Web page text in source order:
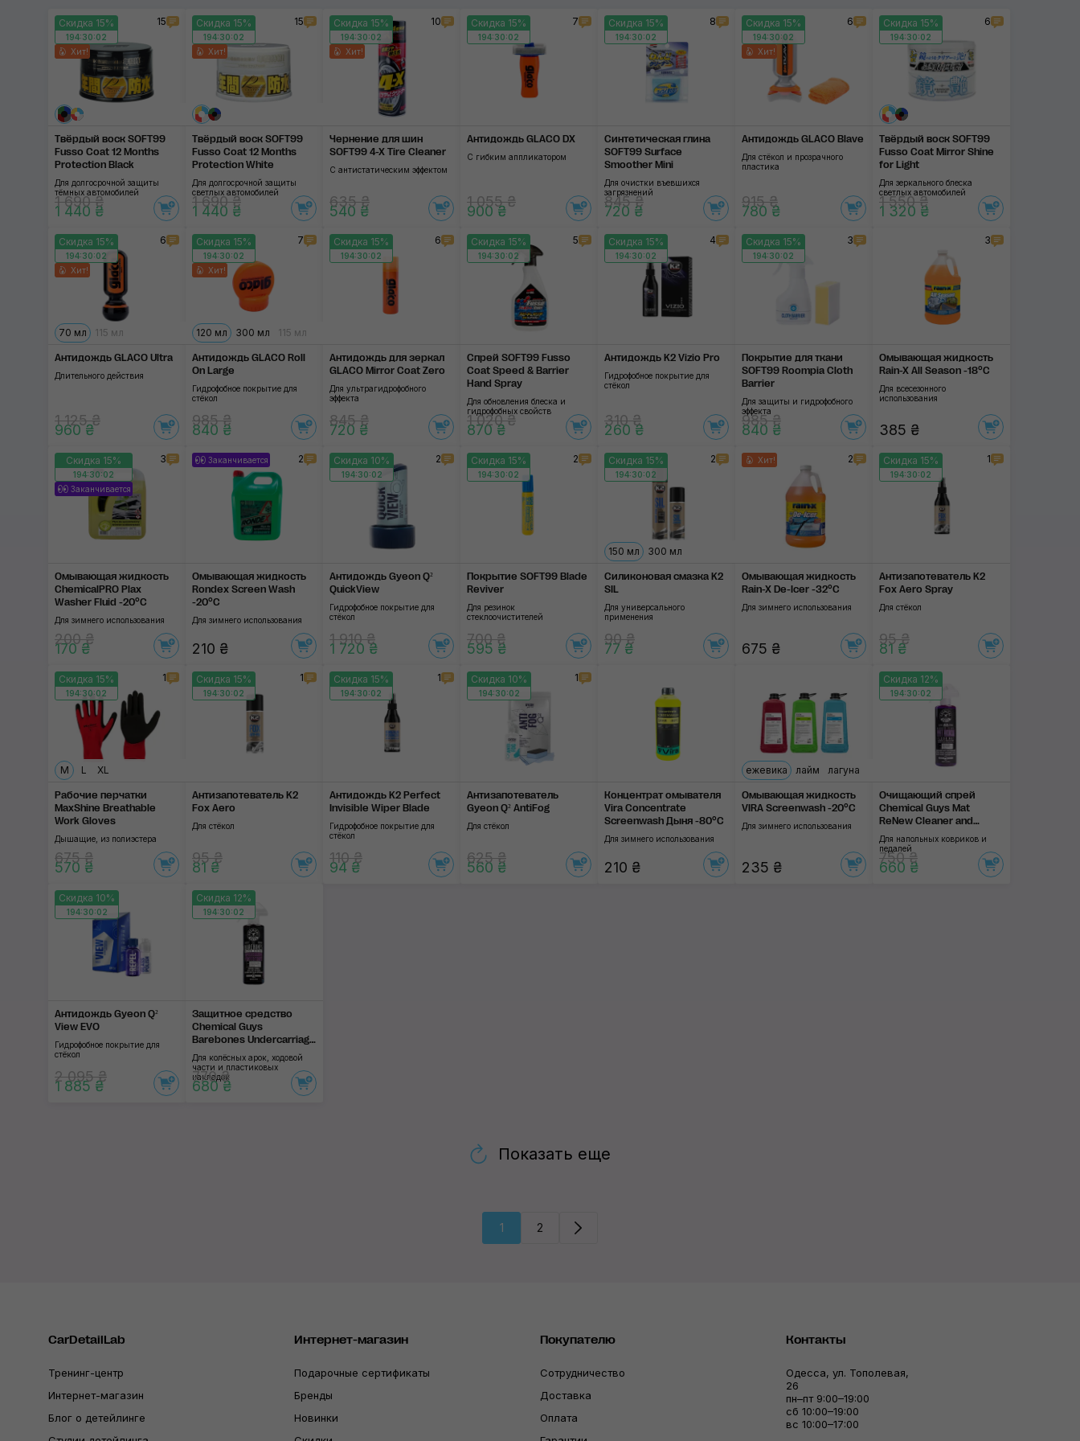
Скидка 15%
194:30:01
Хит!
15
Твёрдый воск SOFT99
Fusso Coat 12 Months
Protection Black
Для долгосрочной защиты
тёмных автомобилей
1 690 ₴
1 440 ₴
Скидка 15%
194:30:01
Хит!
15
Твёрдый воск SOFT99
Fusso Coat 12 Months
Protection White
Для долгосрочной защиты
светлых автомобилей
1 690 ₴
1 440 ₴
Скидка 15%
194:30:01
Хит!
10
Чернение для шин
SOFT99 4-X Tire Cleaner
С антистатическим эффектом
635 ₴
540 ₴
Скидка 15%
194:30:01
7
Антидождь GLACO DX
C гибким аппликатором
1 055 ₴
900 ₴
Скидка 15%
194:30:01
8
Синтетическая глина
SOFT99 Surface
Smoother Mini
Для очистки въевшихся
загрязнений
845 ₴
720 ₴
Скидка 15%
194:30:01
Хит!
6
Антидождь GLACO Blave
Для стёкол и прозрачного
пластика
915 ₴
780 ₴
Скидка 15%
194:30:01
6
Твёрдый воск SOFT99
Fusso Coat Mirror Shine
for Light
Для зеркального блеска
светлых автомобилей
1 550 ₴
1 320 ₴
Скидка 15%
194:30:01
Хит!
6
70 мл 115 мл
Антидождь GLACO Ultra
Длительного действия
1 125 ₴
960 ₴
Скидка 15%
194:30:01
Хит!
7
120 мл 300 мл 115 мл
Антидождь GLACO Roll
On Large
Гидрофобное покрытие для
стёкол
985 ₴
840 ₴
Скидка 15%
194:30:01
6
Антидождь для зеркал
GLACO Mirror Coat Zero
Для ультрагидрофобного
эффекта
845 ₴
720 ₴
Скидка 15%
194:30:01
5
Спрей SOFT99 Fusso
Coat Speed & Barrier
Hand Spray
Для обновления блеска и
гидрофобных свойств
1 020 ₴
870 ₴
Скидка 15%
194:30:01
4
Антидождь K2 Vizio Pro
Гидрофобное покрытие для
стёкол
310 ₴
260 ₴
Скидка 15%
194:30:01
3
Покрытие для ткани
SOFT99 Roompia Cloth
Barrier
Для защиты и гидрофобного
эффекта
985 ₴
840 ₴
3
Омывающая жидкость
Rain-X All Season -18°C
Для всесезонного
использования
385 ₴
Скидка 15%
194:30:01
Заканчивается
3
Омывающая жидкость
ChemicalPRO Plax
Washer Fluid -20°C
Для зимнего использования
200 ₴
170 ₴
Заканчивается 2
Омывающая жидкость
Rondex Screen Wash
-20°C
Для зимнего использования
210 ₴
Скидка 10%
194:30:01
2
Антидождь Gyeon Q²
QuickView
Гидрофобное покрытие для
стёкол
1 910 ₴
1 720 ₴
Скидка 15%
194:30:01
2
Покрытие SOFT99 Blade
Reviver
Для резинок
стеклоочистителей
700 ₴
595 ₴
Скидка 15%
194:30:01
2
150 мл 300 мл
Силиконовая смазка K2
SIL
Для универсального
применения
90 ₴
77 ₴
Хит! 2
Омывающая жидкость
Rain-X De-Icer -32°C
Для зимнего использования
675 ₴
Скидка 15%
194:30:01
1
Антизапотеватель K2
Fox Aero Spray
Для стёкол
95 ₴
81 ₴
Скидка 15%
194:30:01
1
M L XL
Рабочие перчатки
MaxShine Breathable
Work Gloves
Дышащие, из полиэстера
675 ₴
570 ₴
Скидка 15%
194:30:01
1
Антизапотеватель K2
Fox Aero
Для стёкол
95 ₴
81 ₴
Скидка 15%
194:30:01
1
Антидождь K2 Perfect
Invisible Wiper Blade
Гидрофобное покрытие для
стёкол
110 ₴
94 ₴
Скидка 10%
194:30:01
1
Антизапотеватель
Gyeon Q² AntiFog
Для стёкол
625 ₴
560 ₴
Концентрат омывате­ля
Vira Concentrate
Screenwash Дыня -80°C
Для зимнего использования
210 ₴
ежевика лайм лагуна
Омывающая жидкость
VIRA Screenwash -20°C
Для зимнего использования
235 ₴
Скидка 12%
194:30:01
Очищающий спрей
Chemical Guys Mat
ReNew Cleaner and
Protectant
Для напольных ковриков и
педалей
750 ₴
660 ₴
Скидка 10%
194:30:01
Антидождь Gyeon Q²
View EVO
Гидрофобное покрытие для
стёкол
2 095 ₴
1 885 ₴
Скидка 12%
194:30:01
Защитное средство
Chemical Guys
Barebones Undercarriage
Spray
Для колёсных арок, ходовой
части и пластиковых
накладок
770 ₴
680 ₴
Показать еще
1 2
CarDetailLab
Тренинг-центр
Интернет-магазин
Блог о детейлинге
Интернет-магазин
Подарочные сертификаты
Бренды
Новинки
Покупателю
Сотрудничество
Доставка
Оплата
Контакты
Одесса, ул. Тополевая,
26
пн–пт 9:00–19:00
сб 10:00–19:00
вс 10:00–17:00